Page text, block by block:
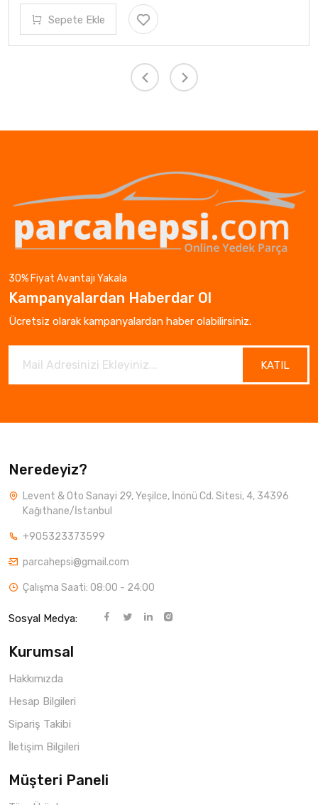
Sepete Ekle
30% Fiyat Avantajı Yakala
Kampanyalardan Haberdar Ol
Ücretsiz olarak kampanyalardan haber olabilirsiniz.
KATIL
Neredeyiz?
Levent & Oto Sanayi 29, Yeşilce, İnönü Cd. Sitesi, 4, 34396
Kağıthane/İstanbul
+905323373599
parcahepsi@gmail.com
Çalışma Saati: 08:00 - 24:00
Sosyal Medya:
Kurumsal
Hakkımızda
Hesap Bilgileri
Sipariş Takibi
İletişim Bilgileri
Müşteri Paneli